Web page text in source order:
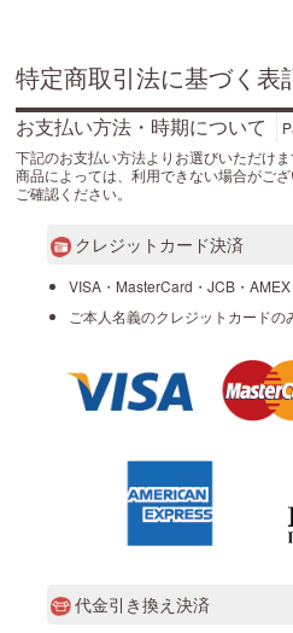
特定商取引法に基づく表
お支払い方法・時期について
下記のお支払い方法よりお選びいただけま
商品によっては、利用できない場合がご
ご確認ください。
クレジットカード決済
VISA・MasterCard・JCB・AMEX
ご本人名義のクレジットカードの
代金引き換え決済